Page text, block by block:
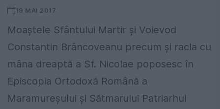
19 MAI 2017
Moaştele Sfântului Martir şi Voievod
Constantin Brâncoveanu precum şi racla cu
mâna dreaptă a Sf. Nicolae poposesc în
Episcopia Ortodoxă Română a
Maramureşului şi Sătmarului Patriarhul